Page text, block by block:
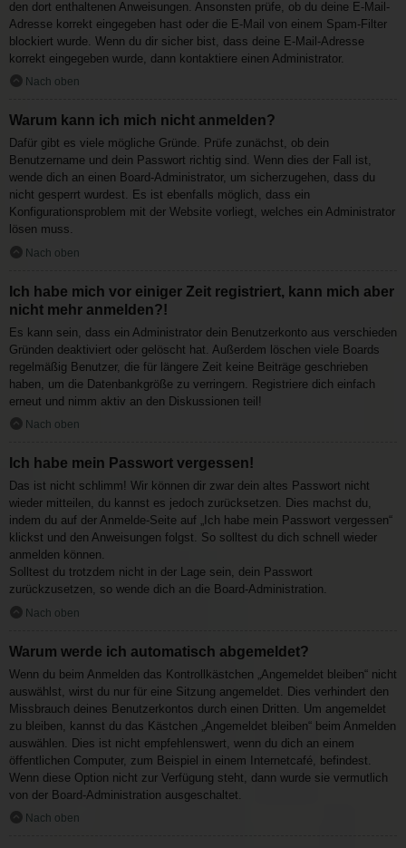
den dort enthaltenen Anweisungen. Ansonsten prüfe, ob du deine E-Mail-
Adresse korrekt eingegeben hast oder die E-Mail von einem Spam-Filter
blockiert wurde. Wenn du dir sicher bist, dass deine E-Mail-Adresse
korrekt eingegeben wurde, dann kontaktiere einen Administrator.
Nach oben
Warum kann ich mich nicht anmelden?
Dafür gibt es viele mögliche Gründe. Prüfe zunächst, ob dein
Benutzername und dein Passwort richtig sind. Wenn dies der Fall ist,
wende dich an einen Board-Administrator, um sicherzugehen, dass du
nicht gesperrt wurdest. Es ist ebenfalls möglich, dass ein
Konfigurationsproblem mit der Website vorliegt, welches ein Administrator
lösen muss.
Nach oben
Ich habe mich vor einiger Zeit registriert, kann mich aber
nicht mehr anmelden?!
Es kann sein, dass ein Administrator dein Benutzerkonto aus verschieden
Gründen deaktiviert oder gelöscht hat. Außerdem löschen viele Boards
regelmäßig Benutzer, die für längere Zeit keine Beiträge geschrieben
haben, um die Datenbankgröße zu verringern. Registriere dich einfach
erneut und nimm aktiv an den Diskussionen teil!
Nach oben
Ich habe mein Passwort vergessen!
Das ist nicht schlimm! Wir können dir zwar dein altes Passwort nicht
wieder mitteilen, du kannst es jedoch zurücksetzen. Dies machst du,
indem du auf der Anmelde-Seite auf „Ich habe mein Passwort vergessen“
klickst und den Anweisungen folgst. So solltest du dich schnell wieder
anmelden können.
Solltest du trotzdem nicht in der Lage sein, dein Passwort
zurückzusetzen, so wende dich an die Board-Administration.
Nach oben
Warum werde ich automatisch abgemeldet?
Wenn du beim Anmelden das Kontrollkästchen „Angemeldet bleiben“ nicht
auswählst, wirst du nur für eine Sitzung angemeldet. Dies verhindert den
Missbrauch deines Benutzerkontos durch einen Dritten. Um angemeldet
zu bleiben, kannst du das Kästchen „Angemeldet bleiben“ beim Anmelden
auswählen. Dies ist nicht empfehlenswert, wenn du dich an einem
öffentlichen Computer, zum Beispiel in einem Internetcafé, befindest.
Wenn diese Option nicht zur Verfügung steht, dann wurde sie vermutlich
von der Board-Administration ausgeschaltet.
Nach oben